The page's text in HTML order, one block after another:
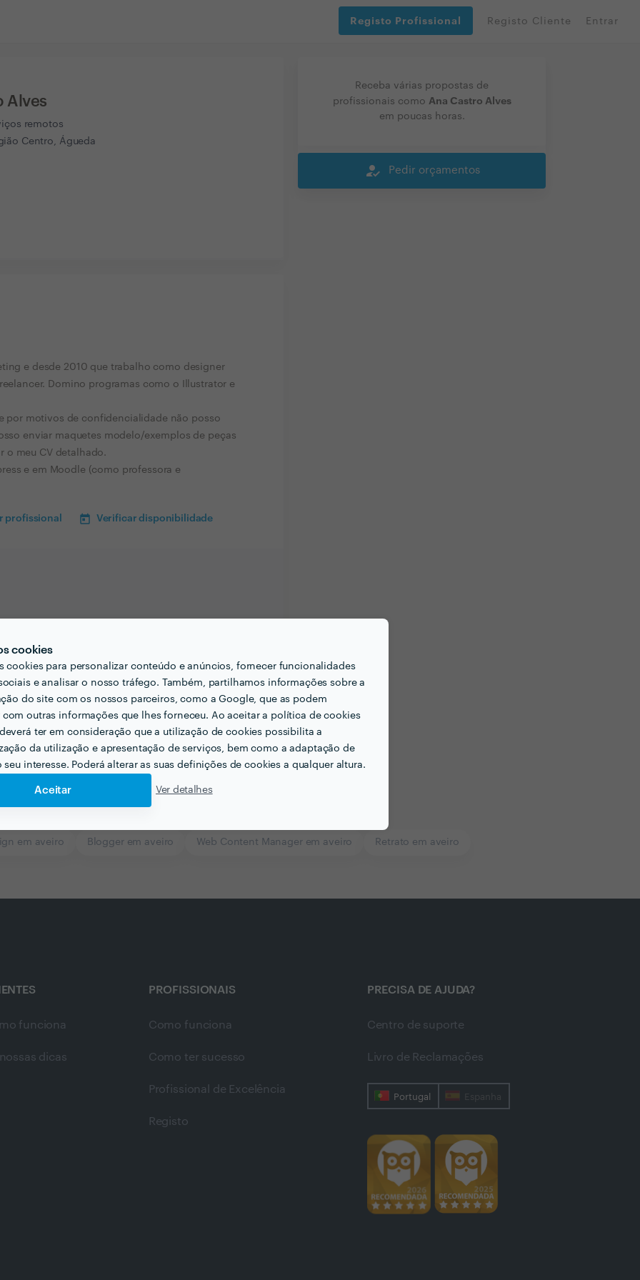
cookies
cookies para personalizar conteúdo e anúncios, fornecer funcionalidades
e analisar o nosso tráfego. Também, partilhamos informações sobre a
do site com os nossos parceiros, como a Google, que as podem
outras informações que lhes forneceu. Ao aceitar a política de cookies
ter em consideração que a utilização de cookies possibilita a
da utilização e apresentação de serviços, bem como a adaptação de
seu interesse. Poderá alterar as suas definições de cookies a qualquer altura.
Aceitar Ver detalhes
Registo Profissional Registo Cliente Entrar
Alves
remotos
Centro, Águeda
e desde 2010 que trabalho como designer
Domino programas como o Illustrator e
por motivos de confidencialidade não posso
enviar maquetes modelo/exemplos de peças
o meu CV detalhado.
e em Moodle (como professora e
profissional Verificar disponibilidade
Receba várias propostas de
profissionais como Ana Castro Alves
em poucas horas.
how_to_reg Pedir orçamentos
em aveiro Blogger em aveiro Web Content Manager em aveiro Retrato em aveiro
funciona
dicas
PROFISSIONAIS
Como funciona
Como ter sucesso
Profissional de Excelência
Registo
PRECISA DE AJUDA?
Centro de suporte
Livro de Reclamações
Portugal Espanha